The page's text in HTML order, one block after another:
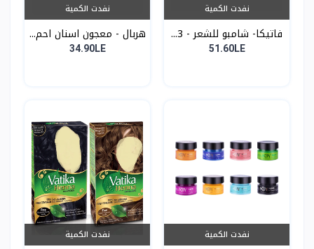
نفدت الكمية
فاتيكا- شامبو للشعر - 3...
51.60LE
نفدت الكمية
هربال - معجون اسنان احم...
34.90LE
نفدت الكمية نفدت الكمية